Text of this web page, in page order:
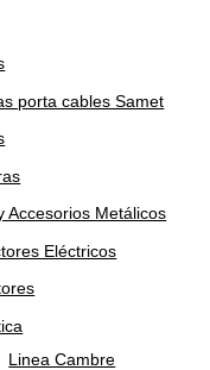
porta cables Samet
Accesorios Metálicos
Eléctricos
Linea Cambre